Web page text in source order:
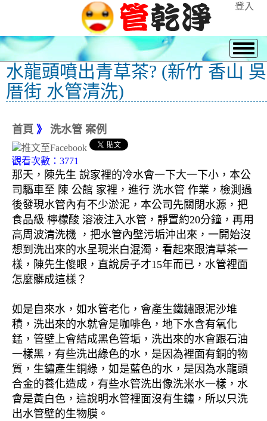
登入
水龍頭噴出青草茶? (新竹 香山 吳
厝街 水管清洗)
首頁 》 洗水管 案例
觀看次數：3771
那天，陳先生 說家裡的冷水會一下大一下小，本公
司驅車至 陳 公館 家裡，進行 洗水管 作業，檢測過
後發現水管內有不少淤泥，本公司先關閉水源，把
食品級 檸檬酸 溶液注入水管，靜置約20分鐘，再用
高周波清洗機 ，把水管內壁污垢沖出來，一開始沒
想到洗出來的水呈現米白混濁，看起來跟清草茶一
樣，陳先生傻眼，直說房子才15年而已，水管裡面
怎麼髒成這樣？
如是自來水，如水管老化，會產生鐵鏽跟泥沙堆
積，洗出來的水就會是咖啡色，地下水含有氧化
錳，管壁上會結成黑色管垢，洗出來的水會跟石油
一樣黑，有些洗出綠色的水，是因為裡面有銅的物
質，生鏽產生銅綠，如是藍色的水，是因為水龍頭
合金的養化造成，有些水管洗出像洗米水一樣，水
會是黃白色，這說明水管裡面沒有生鏽，所以只洗
出水管壁的生物膜。